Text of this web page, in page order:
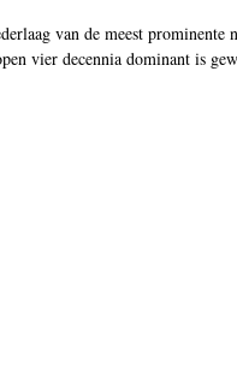
van de meest prominente
vier decennia dominant is